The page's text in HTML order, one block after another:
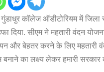
कॉलेज ऑडीटोरियम में जिला
दिया. सीएम ने महतारी वंदन
और बेहतर करने के लिए महतारी
का लक्ष्य लेकर हमारी सरकार